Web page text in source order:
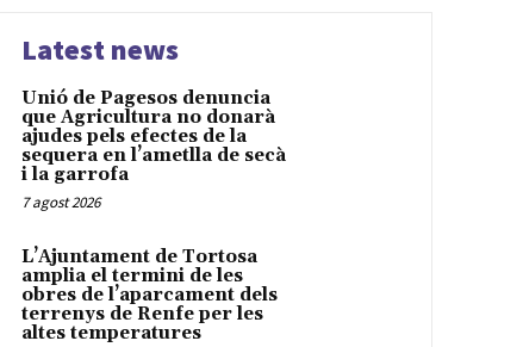
Latest news
Unió de Pagesos denuncia
que Agricultura no donarà
ajudes pels efectes de la
sequera en l’ametlla de secà
i la garrofa
7 agost 2026
L’Ajuntament de Tortosa
amplia el termini de les
obres de l’aparcament dels
terrenys de Renfe per les
altes temperatures